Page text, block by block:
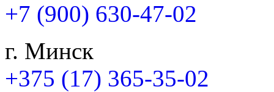
+7 (900) 630-47-02
г. Минск
+375 (17) 365-35-02